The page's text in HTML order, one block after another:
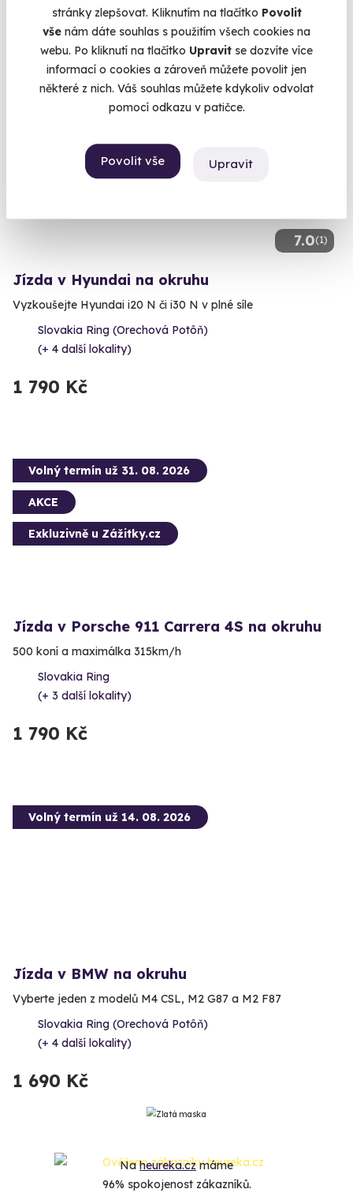
stránky zlepšovat. Kliknutím na tlačítko Povolit
vše nám dáte souhlas s použitím všech cookies na
webu. Po kliknutí na tlačítko Upravit se dozvíte více
informací o cookies a zároveň můžete povolit jen
některé z nich. Váš souhlas můžete kdykoliv odvolat
pomocí odkazu v patičce.
Povolit vše Upravit
1 490 Kč
7.0(1)
Jízda v Hyundai na okruhu
Vyzkoušejte Hyundai i20 N či i30 N v plné síle
Slovakia Ring (Orechová Potôň)
(+ 4 další lokality)
1 790 Kč
Volný termín už 31. 08. 2026
AKCE
Exkluzivně u Zážitky.cz
Jízda v Porsche 911 Carrera 4S na okruhu
500 koní a maximálka 315km/h
Slovakia Ring
(+ 3 další lokality)
1 790 Kč
Volný termín už 14. 08. 2026
Jízda v BMW na okruhu
Vyberte jeden z modelů M4 CSL, M2 G87 a M2 F87
Slovakia Ring (Orechová Potôň)
(+ 4 další lokality)
1 690 Kč
Naheureka.czmáme
96% spokojenost zákazníků.